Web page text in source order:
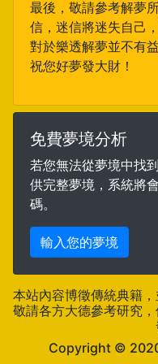
最後，敬請參考解夢
信，迷信將迷失自己
對於樂透解夢並不有
祝您好夢發大財！
免費夢境分析
若您無法從夢境中找
供完整夢境，系統將
碼。
輸入您的夢境
本站內容博徵傳統典籍
敬請各方大德參考研究
Copyright ©